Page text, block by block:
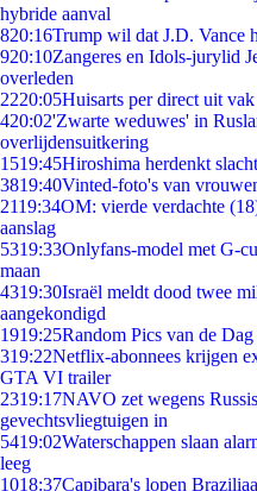
hybride aanval
820:16Trump wil dat J.D. Vance
920:10Zangeres en Idols-jurylid
overleden
2220:05Huisarts per direct uit
420:02'Zwarte weduwes' in
overlijdensuitkering
1519:45Hiroshima herdenkt
3819:40Vinted-foto's van
2119:34OM: vierde verdachte
aanslag
5319:33Onlyfans-model met G-
maan
4319:30Israël meldt dood twee
aangekondigd
1919:25Random Pics van de
319:22Netflix-abonnees krijgen
GTA VI trailer
2319:17NAVO zet wegens
gevechtsvliegtuigen in
5419:02Waterschappen slaan
leeg
1018:37Capibara's lopen